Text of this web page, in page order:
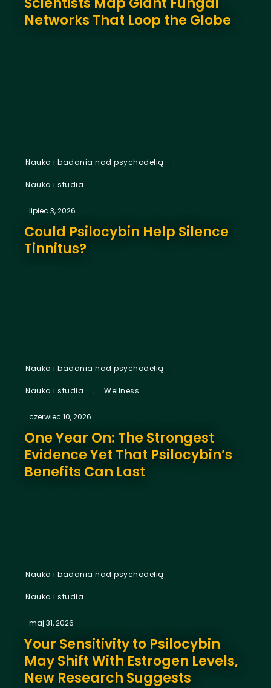
Networks That Loop the Globe
Nauka i badania nad psychodelią ,
Nauka i studia
lipiec 3, 2026
Could Psilocybin Help Silence
Tinnitus?
Nauka i badania nad psychodelią ,
Nauka i studia , Wellness
czerwiec 10, 2026
One Year On: The Strongest
Evidence Yet That Psilocybin’s
Benefits Can Last
Nauka i badania nad psychodelią ,
Nauka i studia
maj 31, 2026
Your Sensitivity to Psilocybin
May Shift With Estrogen Levels,
New Research Suggests